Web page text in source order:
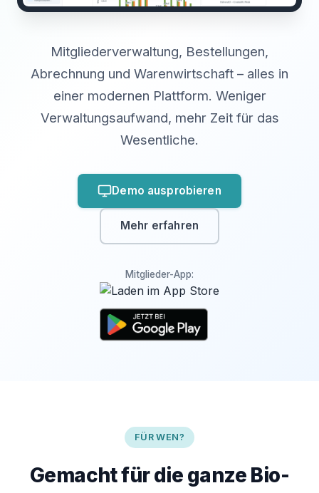
Mitgliederverwaltung, Bestellungen,
Abrechnung und Warenwirtschaft – alles in
einer modernen Plattform. Weniger
Verwaltungsaufwand, mehr Zeit für das
Wesentliche.
Demo ausprobieren
Mehr erfahren
Mitglieder-App:
FÜR WEN?
Gemacht für die ganze Bio-